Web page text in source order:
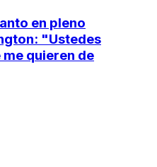
en pleno
"Ustedes
quieren de